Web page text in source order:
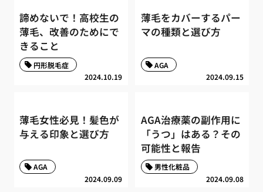
諦めないで！高校生の
薄毛、改善のためにで
きること
2024.10.19
円形脱毛症
薄毛をカバーするパー
マの種類と選び方
2024.09.15
AGA
薄毛女性必見！髪色が
与える印象と選び方
2024.09.09
AGA
AGA治療薬の副作用に
「うつ」はある？その
可能性と報告
2024.09.08
男性化粧品